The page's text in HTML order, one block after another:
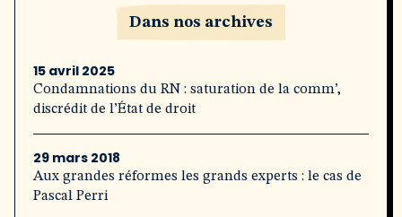
Dans nos archives
15 avril 2025
Condamnations du RN : saturation de la comm’,
discrédit de l’État de droit
29 mars 2018
Aux grandes réformes les grands experts : le cas de
Pascal Perri